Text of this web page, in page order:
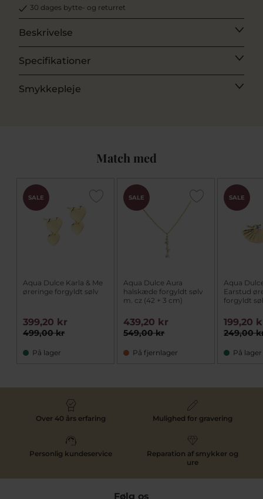
30 dages bytte- og returret
Beskrivelse
Specifikationer
Smykkepleje
Match med
SALE
Aqua Dulce Karla & Me
øreringe forgyldt sølv
499,00 kr
399,20 kr
På lager
SALE
Aqua Dulce Aura
halskæde forgyldt sølv
m. cz (42 + 3 cm)
549,00 kr
439,20 kr
På fjernlager
SALE
Aqua
Earstud
forgyldt
249,00
199,20
På lager
Over 40 års erfaring Mulighed for gravering
Personlig kundeservice
Reparation af smykker og
ure
Følg os